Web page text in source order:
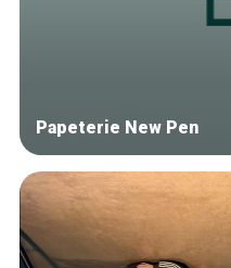
Papeterie New Pen